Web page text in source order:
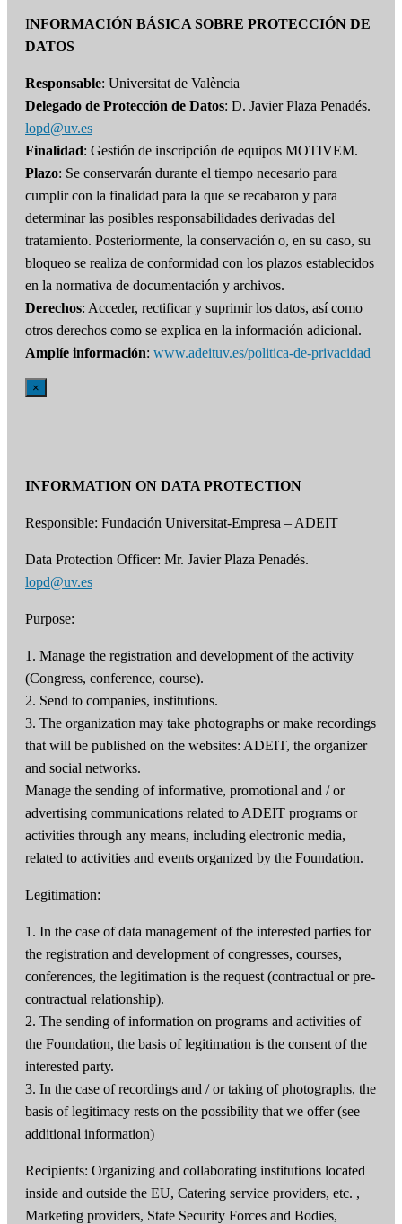
INFORMACIÓN BÁSICA SOBRE PROTECCIÓN DE
DATOS
Responsable: Universitat de València
Delegado de Protección de Datos: D. Javier Plaza Penadés.
lopd@uv.es
Finalidad: Gestión de inscripción de equipos MOTIVEM.
Plazo: Se conservarán durante el tiempo necesario para
cumplir con la finalidad para la que se recabaron y para
determinar las posibles responsabilidades derivadas del
tratamiento. Posteriormente, la conservación o, en su caso, su
bloqueo se realiza de conformidad con los plazos establecidos
en la normativa de documentación y archivos.
Derechos: Acceder, rectificar y suprimir los datos, así como
otros derechos como se explica en la información adicional.
Amplíe información: www.adeituv.es/politica-de-privacidad
×
INFORMATION ON DATA PROTECTION
Responsible: Fundación Universitat-Empresa – ADEIT
Data Protection Officer: Mr. Javier Plaza Penadés.
lopd@uv.es
Purpose:
1. Manage the registration and development of the activity
(Congress, conference, course).
2. Send to companies, institutions.
3. The organization may take photographs or make recordings
that will be published on the websites: ADEIT, the organizer
and social networks.
Manage the sending of informative, promotional and / or
advertising communications related to ADEIT programs or
activities through any means, including electronic media,
related to activities and events organized by the Foundation.
Legitimation:
1. In the case of data management of the interested parties for
the registration and development of congresses, courses,
conferences, the legitimation is the request (contractual or pre-
contractual relationship).
2. The sending of information on programs and activities of
the Foundation, the basis of legitimation is the consent of the
interested party.
3. In the case of recordings and / or taking of photographs, the
basis of legitimacy rests on the possibility that we offer (see
additional information)
Recipients: Organizing and collaborating institutions located
inside and outside the EU, Catering service providers, etc. ,
Marketing providers, State Security Forces and Bodies,